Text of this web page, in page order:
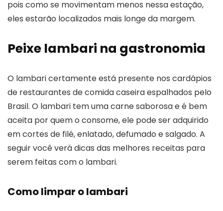
pois como se movimentam menos nessa estação,
eles estarão localizados mais longe da margem.
Peixe lambari na gastronomia
O lambari certamente está presente nos cardápios
de restaurantes de comida caseira espalhados pelo
Brasil. O lambari tem uma carne saborosa e é bem
aceita por quem o consome, ele pode ser adquirido
em cortes de filé, enlatado, defumado e salgado. A
seguir você verá dicas das melhores receitas para
serem feitas com o lambari.
Como limpar o lambari